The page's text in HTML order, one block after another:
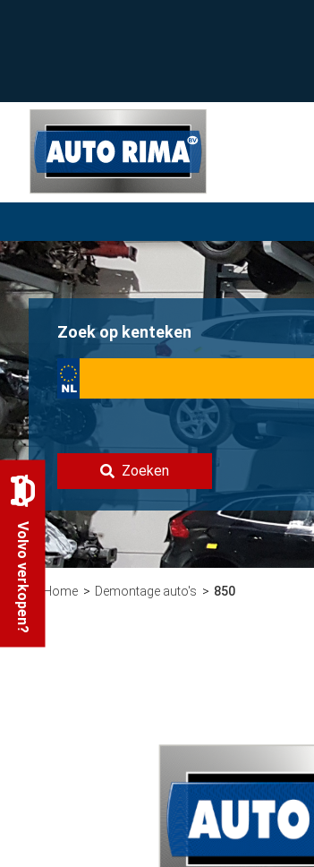
Zoek op kenteken
Zoeken
Home Demontage auto's 850
Volvo verkopen?